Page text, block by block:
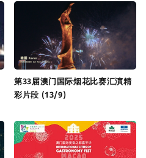
第33届澳门国际烟花比赛汇演精
彩片段 (13/9)